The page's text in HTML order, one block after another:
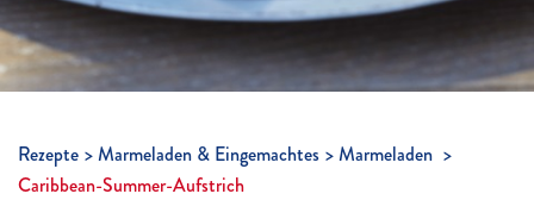
Rezepte Marmeladen & Eingemachtes
Marmeladen
Caribbean-Summer-Aufstrich